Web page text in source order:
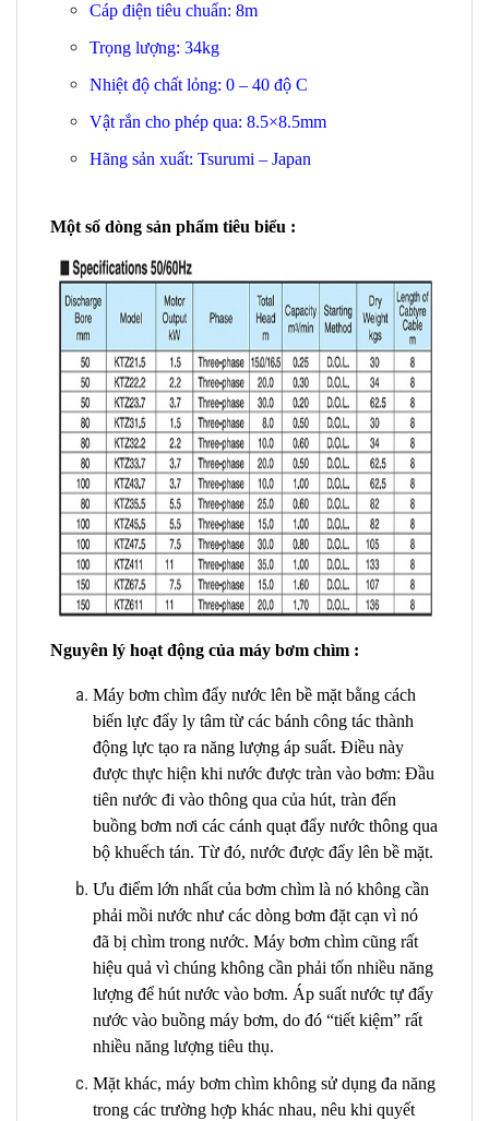
Cáp điện tiêu chuẩn: 8m
Trọng lượng: 34kg
Nhiệt độ chất lỏng: 0 – 40 độ C
Vật rắn cho phép qua: 8.5×8.5mm
Hãng sản xuất: Tsurumi – Japan
Một số dòng sản phẩm tiêu biểu :
Nguyên lý hoạt động của máy bơm chìm :
Máy bơm chìm đẩy nước lên bề mặt bằng cách
biến lực đẩy ly tâm từ các bánh công tác thành
động lực tạo ra năng lượng áp suất. Điều này
được thực hiện khi nước được tràn vào bơm: Đầu
tiên nước đi vào thông qua của hút, tràn đến
buồng bơm nơi các cánh quạt đẩy nước thông qua
bộ khuếch tán. Từ đó, nước được đẩy lên bề mặt.
Ưu điểm lớn nhất của bơm chìm là nó không cần
phải mồi nước như các dòng bơm đặt cạn vì nó
đã bị chìm trong nước. Máy bơm chìm cũng rất
hiệu quả vì chúng không cần phải tốn nhiều năng
lượng để hút nước vào bơm. Áp suất nước tự đẩy
nước vào buồng máy bơm, do đó “tiết kiệm” rất
nhiều năng lượng tiêu thụ.
Mặt khác, máy bơm chìm không sử dụng đa năng
trong các trường hợp khác nhau, nêu khi quyết